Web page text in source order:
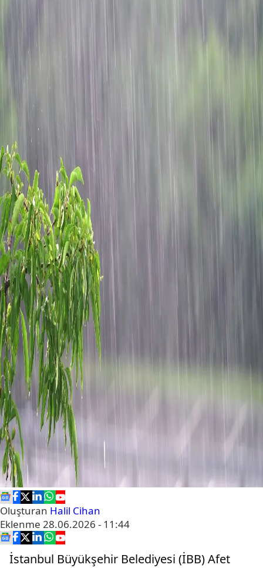
Oluşturan Halil Cihan
Eklenme 28.06.2026 - 11:44
İstanbul Büyükşehir Belediyesi (İBB) Afet